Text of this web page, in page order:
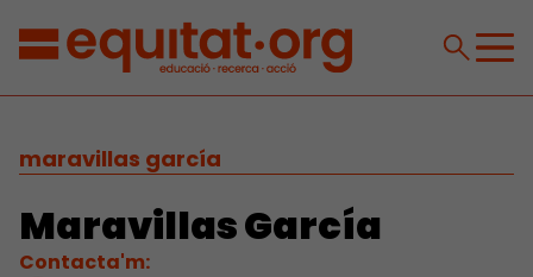
maravillas garcía
Maravillas García
Contacta'm: